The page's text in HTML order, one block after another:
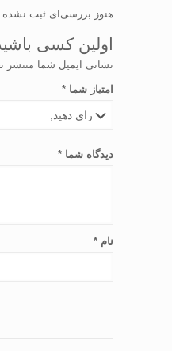
هنوز بررسی‌ای ثبت
اولین کسی
نشانی ایمیل شما منتشر
امتیاز شما*
دیدگاه شما*
نام*